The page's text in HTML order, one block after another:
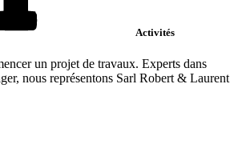
Activités
un projet de travaux. Experts dans
nous représentons Sarl Robert & Laurent